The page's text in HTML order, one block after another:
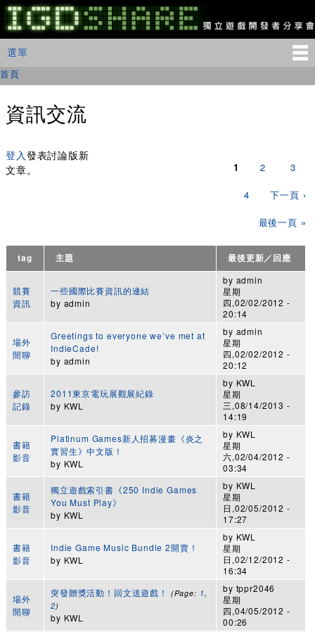
移
至
主
IGDSHARE
獨
遊
開
發
享
會
主選單
選單
您在這裡
首頁
資訊交流
登入 發表討論版新
文章。
1 2 3
4 下一頁 ›
最後一頁 »
tag 主題 最後更新／回應
競賽
資訊
一些國際比賽資訊的連結
by admin
by admin
星期
四,02/02/2012 -
20:14
場外
閒聊
Greetings to everyone we’ve met at
IndieCade!
by admin
by admin
星期
四,02/02/2012 -
20:12
參訪
記錄
2011東京電玩展觀展紀錄
by KWL
by KWL
星期
三,08/14/2013 -
14:19
書籍
影音
Platinum Games新人招募漫畫《炎之
實習生》中文版！
by KWL
by KWL
星期
六,02/04/2012 -
03:34
書籍
影音
獨立遊戲索引書《250 Indie Games
You Must Play》
by KWL
by KWL
星期
日,02/05/2012 -
17:27
書籍
影音
Indie Game Music Bundle 2開賣！
by KWL
by KWL
星期
日,02/12/2012 -
16:34
場外
閒聊
突發贈獎活動！回文送遊戲！ (Page: 1
2)
by KWL
by tppr2046
星期
四,04/05/2012 -
00:26